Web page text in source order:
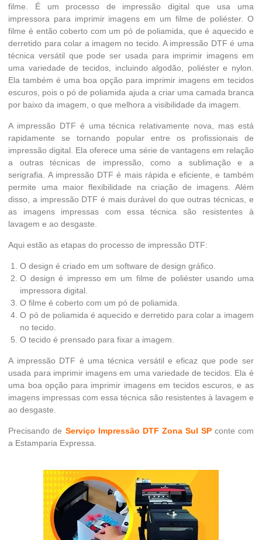
filme. É um processo de impressão digital que usa uma
impressora para imprimir imagens em um filme de poliéster. O
filme é então coberto com um pó de poliamida, que é aquecido e
derretido para colar a imagem no tecido. A impressão DTF é uma
técnica versátil que pode ser usada para imprimir imagens em
uma variedade de tecidos, incluindo algodão, poliéster e nylon.
Ela também é uma boa opção para imprimir imagens em tecidos
escuros, pois o pó de poliamida ajuda a criar uma camada branca
por baixo da imagem, o que melhora a visibilidade da imagem.
A impressão DTF é uma técnica relativamente nova, mas está
rapidamente se tornando popular entre os profissionais de
impressão digital. Ela oferece uma série de vantagens em relação
a outras técnicas de impressão, como a sublimação e a
serigrafia. A impressão DTF é mais rápida e eficiente, e também
permite uma maior flexibilidade na criação de imagens. Além
disso, a impressão DTF é mais durável do que outras técnicas, e
as imagens impressas com essa técnica são resistentes à
lavagem e ao desgaste.
Aqui estão as etapas do processo de impressão DTF:
O design é criado em um software de design gráfico.
O design é impresso em um filme de poliéster usando uma
impressora digital.
O filme é coberto com um pó de poliamida.
O pó de poliamida é aquecido e derretido para colar a imagem
no tecido.
O tecido é prensado para fixar a imagem.
A impressão DTF é uma técnica versátil e eficaz que pode ser
usada para imprimir imagens em uma variedade de tecidos. Ela é
uma boa opção para imprimir imagens em tecidos escuros, e as
imagens impressas com essa técnica são resistentes à lavagem e
ao desgaste.
Precisando de Serviço Impressão DTF Zona Sul SP conte com
a Estamparia Expressa.